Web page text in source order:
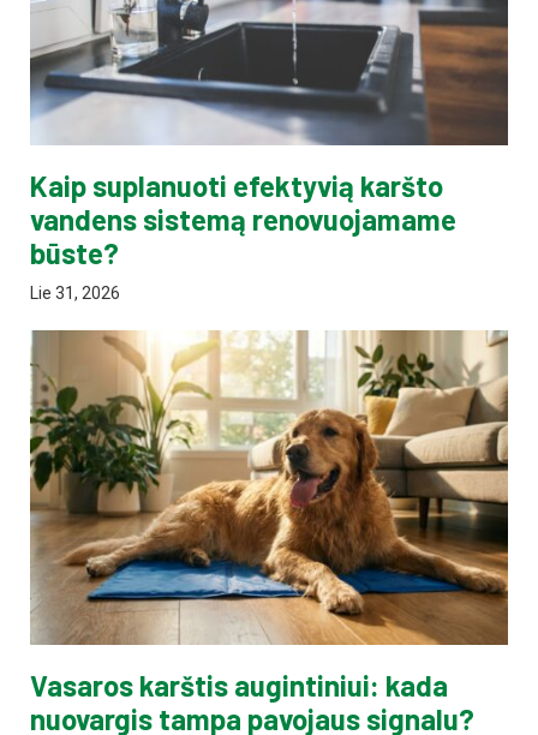
Kaip suplanuoti efektyvią karšto
vandens sistemą renovuojamame
būste?
Lie 31, 2026
Vasaros karštis augintiniui: kada
nuovargis tampa pavojaus signalu?